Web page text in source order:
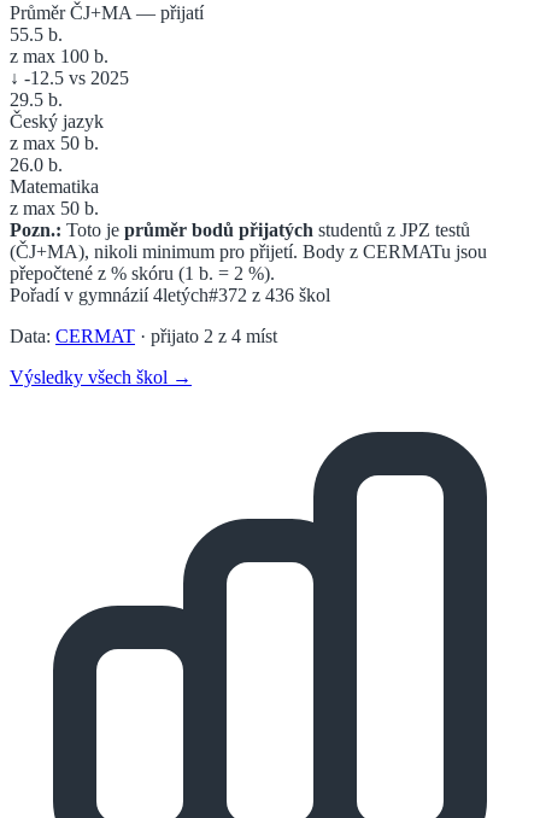
Průměr ČJ+MA — přijatí
55.5 b.
z max 100 b.
↓ -12.5 vs 2025
29.5 b.
Český jazyk
z max 50 b.
26.0 b.
Matematika
z max 50 b.
Pozn.: Toto je průměr bodů přijatých studentů z JPZ testů
(ČJ+MA), nikoli minimum pro přijetí. Body z CERMATu jsou
přepočtené z % skóru (1 b. = 2 %).
Pořadí v gymnázií 4letých#372 z 436 škol
Data: CERMAT · přijato 2 z 4 míst
Výsledky všech škol →